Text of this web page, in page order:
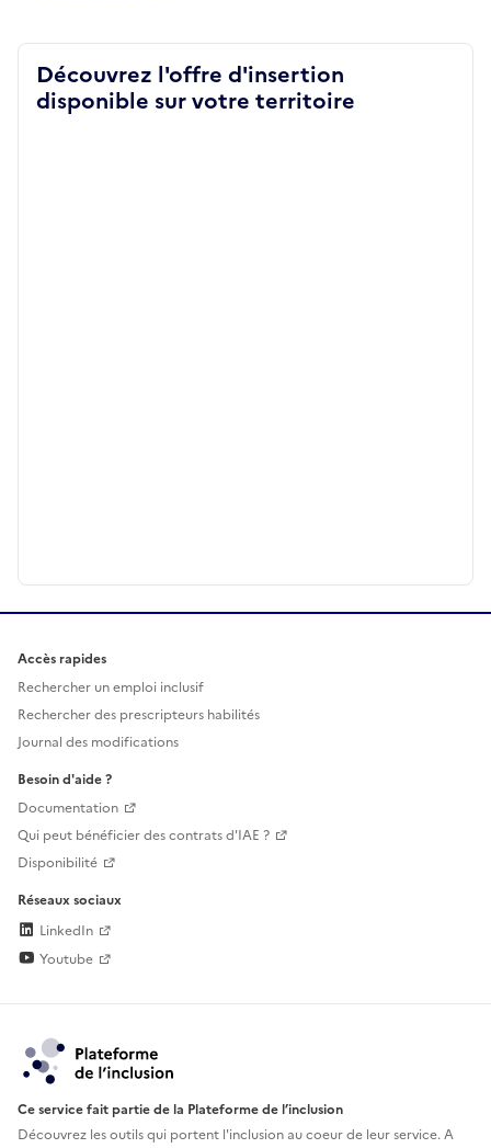
Découvrez l'offre d'insertion
disponible sur votre territoire
Accès rapides
Rechercher un emploi inclusif
Rechercher des prescripteurs habilités
Journal des modifications
Besoin d'aide ?
Documentation
Qui peut bénéficier des contrats d'IAE ?
Disponibilité
Réseaux sociaux
LinkedIn
Youtube
Ce service fait partie de la Plateforme de l’inclusion
Découvrez les outils qui portent l'inclusion aucoeur de leur service. A